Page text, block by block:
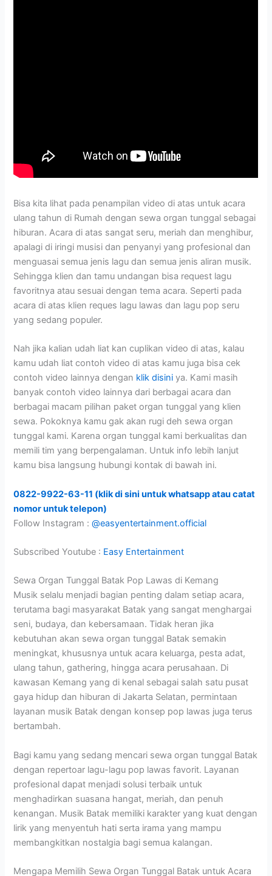
Bisa kita lihat pada penampilan video di atas untuk acara
ulang tahun di Rumah dengan sewa organ tunggal sebagai
hiburan. Acara di atas sangat seru, meriah dan menghibur,
apalagi di iringi musisi dan penyanyi yang profesional dan
menguasai semua jenis lagu dan semua jenis aliran musik.
Sehingga klien dan tamu undangan bisa request lagu
favoritnya atau sesuai dengan tema acara. Seperti pada
acara di atas klien reques lagu lawas dan lagu pop seru
yang sedang populer.
Nah jika kalian udah liat kan cuplikan video di atas, kalau
kamu udah liat contoh video di atas kamu juga bisa cek
contoh video lainnya dengan klik disini ya. Kami masih
banyak contoh video lainnya dari berbagai acara dan
berbagai macam pilihan paket organ tunggal yang klien
sewa. Pokoknya kamu gak akan rugi deh sewa organ
tunggal kami. Karena organ tunggal kami berkualitas dan
memili tim yang berpengalaman. Untuk info lebih lanjut
kamu bisa langsung hubungi kontak di bawah ini.
0822-9922-63-11 (klik di sini untuk whatsapp atau catat
nomor untuk telepon)
Follow Instagram :@easyentertainment.official
Subscribed Youtube : Easy Entertainment
Sewa Organ Tunggal Batak Pop Lawas di Kemang
Musik selalu menjadi bagian penting dalam setiap acara,
terutama bagi masyarakat Batak yang sangat menghargai
seni, budaya, dan kebersamaan. Tidak heran jika
kebutuhan akan sewa organ tunggal Batak semakin
meningkat, khususnya untuk acara keluarga, pesta adat,
ulang tahun, gathering, hingga acara perusahaan. Di
kawasan Kemang yang di kenal sebagai salah satu pusat
gaya hidup dan hiburan di Jakarta Selatan, permintaan
layanan musik Batak dengan konsep pop lawas juga terus
bertambah.
Bagi kamu yang sedang mencari sewa organ tunggal Batak
dengan repertoar lagu-lagu pop lawas favorit. Layanan
profesional dapat menjadi solusi terbaik untuk
menghadirkan suasana hangat, meriah, dan penuh
kenangan. Musik Batak memiliki karakter yang kuat dengan
lirik yang menyentuh hati serta irama yang mampu
membangkitkan nostalgia bagi semua kalangan.
Mengapa Memilih Sewa Organ Tunggal Batak untuk Acara